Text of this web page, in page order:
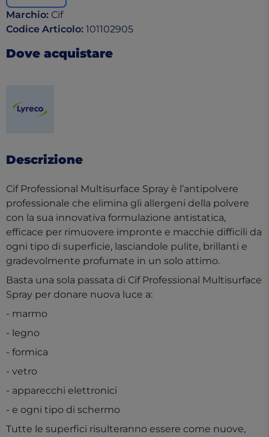
Marchio: Cif
Codice Articolo: 101102905
Dove acquistare
Descrizione
Cif Professional Multisurface Spray è l’antipolvere
professionale che elimina gli allergeni della polvere
con la sua innovativa formulazione antistatica,
efficace per rimuovere impronte e macchie difficili da
ogni tipo di superficie, lasciandole pulite, brillanti e
gradevolmente profumate in un solo attimo.
Basta una sola passata di Cif Professional Multisurface
Spray per donare nuova luce a:
- marmo
- legno
- formica
- vetro
- apparecchi elettronici
- e ogni tipo di schermo
Tutte le superfici risulteranno essere come nuove,